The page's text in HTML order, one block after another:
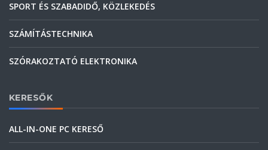
SPORT ÉS SZABADIDŐ, KÖZLEKEDÉS
SZÁMÍTÁSTECHNIKA
SZÓRAKOZTATÓ ELEKTRONIKA
KERESŐK
ALL-IN-ONE PC KERESŐ